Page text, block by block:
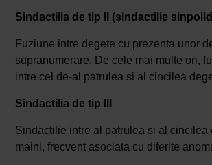
Sindactilia de tip II (sindactilie
Fuziune intre degete cu prezenta unor
supranumerare. De cele mai multe ori,
intre cel de-al patrulea si al cincilea
Sindactilia de tip III
Sindactilie intre al patrulea si al cincilea
maini, frecvent asociata cu diferite